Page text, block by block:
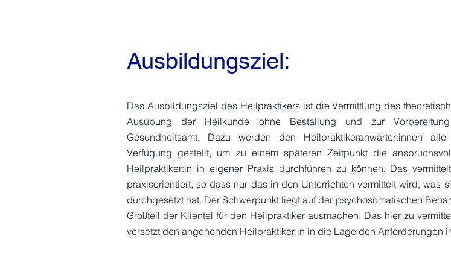
Ausbildungsziel:
Das Ausbildungsziel des Heilpraktikers ist die Vermittlung des
Ausübung der Heilkunde ohne Bestallung und zur
Gesundheitsamt. Dazu werden den Heilpraktikeranwärter:innen
Verfügung gestellt, um zu einem späteren Zeitpunkt die
Heilpraktiker:in in eigener Praxis durchführen zu können. Das
praxisorientiert, so dass nur das in den Unterrichten vermittelt wird, was
durchgesetzt hat. Der Schwerpunkt liegt auf der psychosomatischen
Großteil der Klientel für den Heilpraktiker ausmachen. Das hier zu
versetzt den angehenden Heilpraktiker:in in die Lage den Anforderungen